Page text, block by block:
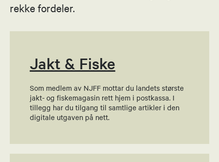
rekke fordeler.
Jakt & Fiske
Som medlem av NJFF mottar du landets største
jakt- og fiskemagasin rett hjem i postkassa. I
tillegg har du tilgang til samtlige artikler i den
digitale utgaven på nett.